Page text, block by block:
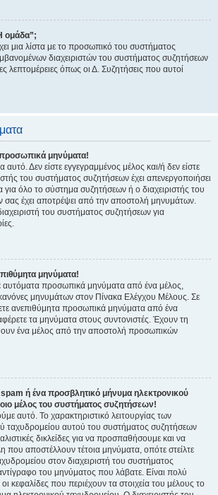
ομάδα”;
μια λίστα με το προσωπικό του συστήματος
διαχειριστών του συστήματος συζητήσεων
λεπτομέρειες όπως οι Δ. Συζητήσεις που αυτοί
μηνύματα!
αυτό. Δεν είστε εγγεγραμμένος μέλος και/ή δεν είστε
του συστήματος συζητήσεων έχει απενεργοποιήσει
όλο το σύστημα συζητήσεων ή ο διαχειριστής του
σας έχει αποτρέψει από την αποστολή μηνυμάτων.
του συστήματος συζητήσεων για
μηνύματα!
αυτόματα προσωπικά μηνύματα από ένα μέλος,
μηνυμάτων στον Πίνακα Ελέγχου Μέλους. Σε
ανεπιθύμητα προσωπικά μηνύματα από ένα
τα μηνύματα στους συντονιστές. Έχουν τη
ένα μέλος από την αποστολή προσωπικών
ή ένα προσβλητικό μήνυμα ηλεκτρονικού
μέλος του συστήματος συζητήσεων!
αυτό. Το χαρακτηριστικό λειτουργίας των
ταχυδρομείου αυτού του συστήματος συζητήσεων
δικλείδες για να προσπαθήσουμε και να
αποστέλλουν τέτοια μηνύματα, οπότε στείλτε
στον διαχειριστή του συστήματος
του μηνύματος που λάβατε. Είναι πολύ
κεφαλίδες που περιέχουν τα στοιχεία του μέλους το